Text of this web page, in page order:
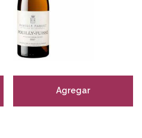
Agregar